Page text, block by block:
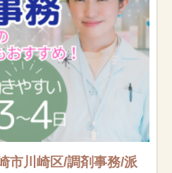
市川崎区/調剤事務/派